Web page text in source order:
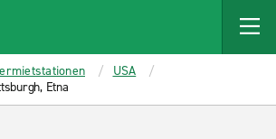
USA
Etna